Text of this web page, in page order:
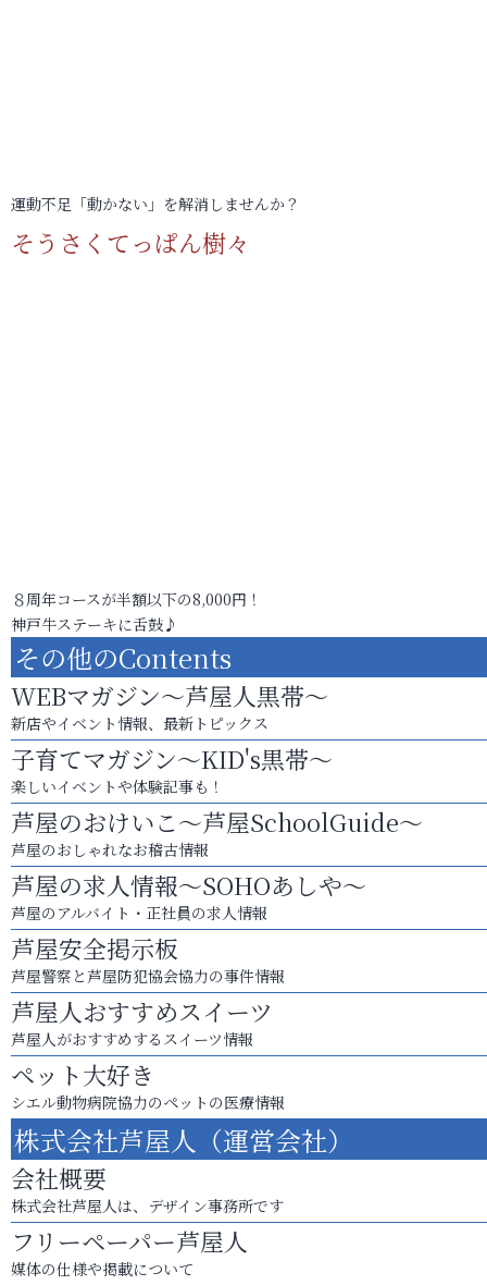
運動不足「動かない」を解消しませんか？
そうさくてっぱん樹々
８周年コースが半額以下の8,000円！
神戸牛ステーキに舌鼓♪
その他のContents
WEBマガジン～芦屋人黒帯～
新店やイベント情報、最新トピックス
子育てマガジン～KID's黒帯～
楽しいイベントや体験記事も！
芦屋のおけいこ～芦屋SchoolGuide～
芦屋のおしゃれなお稽古情報
芦屋の求人情報～SOHOあしや～
芦屋のアルバイト・正社員の求人情報
芦屋安全掲示板
芦屋警察と芦屋防犯協会協力の事件情報
芦屋人おすすめスイーツ
芦屋人がおすすめするスイーツ情報
ペット大好き
シエル動物病院協力のペットの医療情報
株式会社芦屋人（運営会社）
会社概要
株式会社芦屋人は、デザイン事務所です
フリーペーパー芦屋人
媒体の仕様や掲載について